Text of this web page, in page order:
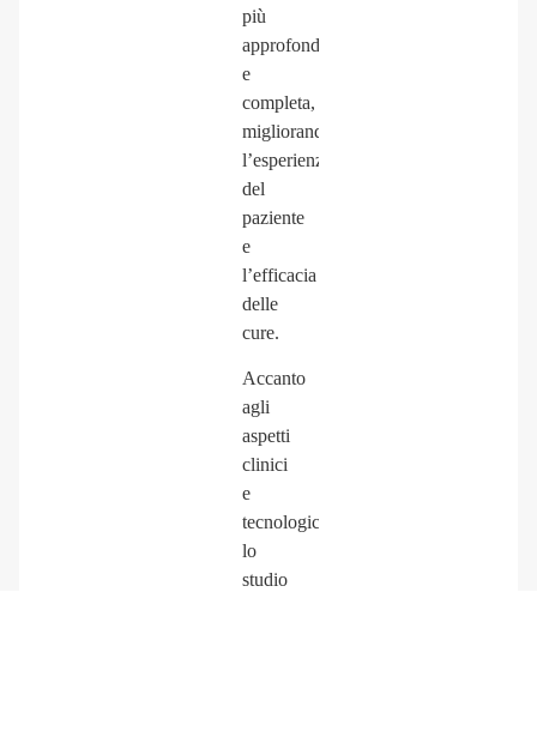
più
approfondita
e
completa,
migliorando
l’esperienza
del
paziente
e
l’efficacia
delle
cure.
Accanto
agli
aspetti
clinici
e
tecnologici,
lo
studio